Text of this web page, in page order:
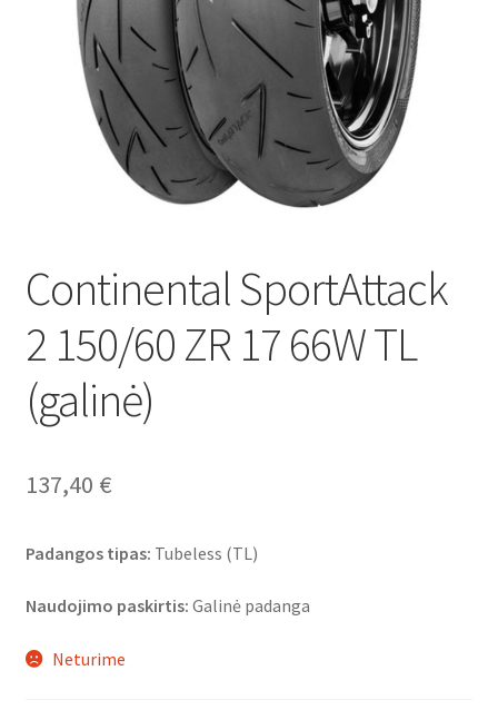
Continental SportAttack
2 150/60 ZR 17 66W TL
(galinė)
137,40 €
Padangos tipas: Tubeless (TL)
Naudojimo paskirtis: Galinė padanga
Neturime